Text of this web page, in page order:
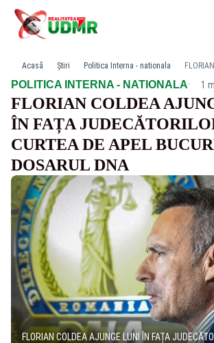
Acasă Știri Politica Interna - nationala
POLITICA INTERNA - NATIONALA· 1
FLORIAN COLDEA
ÎN FAȚA
CURTEA DE APEL
DOSARUL DNA
FLORIAN COLDEA AJUNGE LUNI ÎN FAȚA